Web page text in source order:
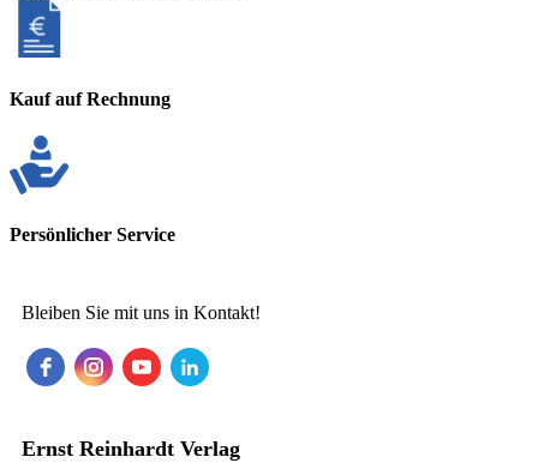
Kauf auf Rechnung
Persönlicher Service
Bleiben Sie mit uns in Kontakt!
Ernst Reinhardt Verlag